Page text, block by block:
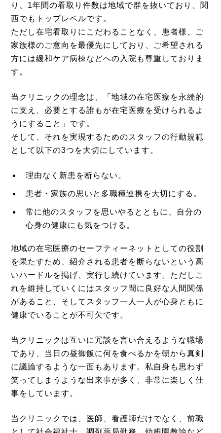
り、1年間の看取り件数は地域で群を抜いており、関
西でもトップレベルです。
ただし在宅看取りにこだわることなく、患者様、ご
家族様のご意向を最優先にしており、ご希望される
方には緩和ケア病棟などへの入院も尊重しておりま
す。
当クリニックの理念は、「地域の在宅医療を永続的
に支え、必要とする誰もが在宅医療を受けられるよ
うにすること」です。
そして、それを実現するためのスタッフの行動規範
として以下の3つを大切にしています。
理由なく新患を断らない。
患者・家族の思いと多職種連携を大切にする。
常に他のスタッフを思いやるとともに、自分の
心身の健康にも気をつける。
地域の在宅医療のセーフティーネットとしての役割
を果たすため、紹介される患者を断らないという高
いハードルを掲げ、実行し続けています。ただしこ
れを維持していくにはスタッフ間に良好な人間関係
があること、そしてスタッフ一人一人が心身ともに
健康でいることが不可欠です。
当クリニックは互いに冗談を言い合えるような職場
であり、当日の昼御飯に何を食べるかを朝から真剣
に議論するような一面もあります。私自身も思わず
笑ってしまうような出来事が多く、非常に楽しく仕
事をしています。
当クリニックでは、医師、看護師だけでなく、前職